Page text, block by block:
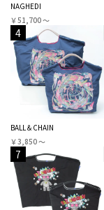
NAGHEDI
￥51,700 〜
4
BALL＆CHAIN
￥3,850 〜
7